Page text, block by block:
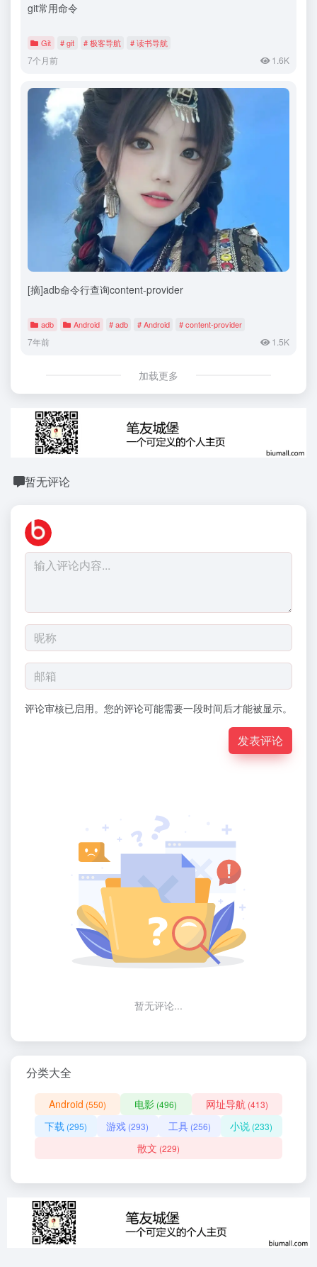
git常用命令
Git # git # 极客导航 # 读书导航
7个月前 1.6K
[摘]adb命令行查询content-provider
adb Android # adb # Android # content-provider
7年前 1.5K
加载更多
暂无评论
评论审核已启用。您的评论可能需要一段时间后才能被显示。
发表评论
暂无评论...
分类大全
Android (550) 电影 (496) 网址导航 (413)
下载 (295) 游戏 (293) 工具(256) 小说 (233)
散文 (229)